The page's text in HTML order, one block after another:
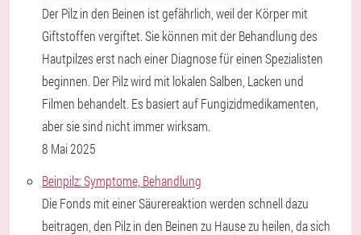
Der Pilz in den Beinen ist gefährlich, weil der Körper mit
Giftstoffen vergiftet. Sie können mit der Behandlung des
Hautpilzes erst nach einer Diagnose für einen Spezialisten
beginnen. Der Pilz wird mit lokalen Salben, Lacken und
Filmen behandelt. Es basiert auf Fungizidmedikamenten,
aber sie sind nicht immer wirksam.
8 Mai 2025
Beinpilz: Symptome, Behandlung
Die Fonds mit einer Säurereaktion werden schnell dazu
beitragen, den Pilz in den Beinen zu Hause zu heilen, da sich